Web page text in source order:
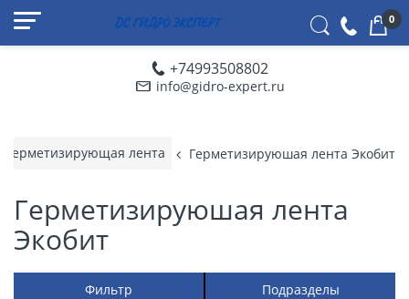
+74993508802
info@gidro-expert.ru
0
Герметизирующая лента Герметизируюшая лента Экобит
Герметизируюшая лента
Экобит
Фильтр Подразделы